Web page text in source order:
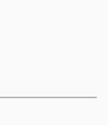
Media